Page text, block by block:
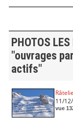
PHOTOS
"ouvrages
actifs"
11/
vue